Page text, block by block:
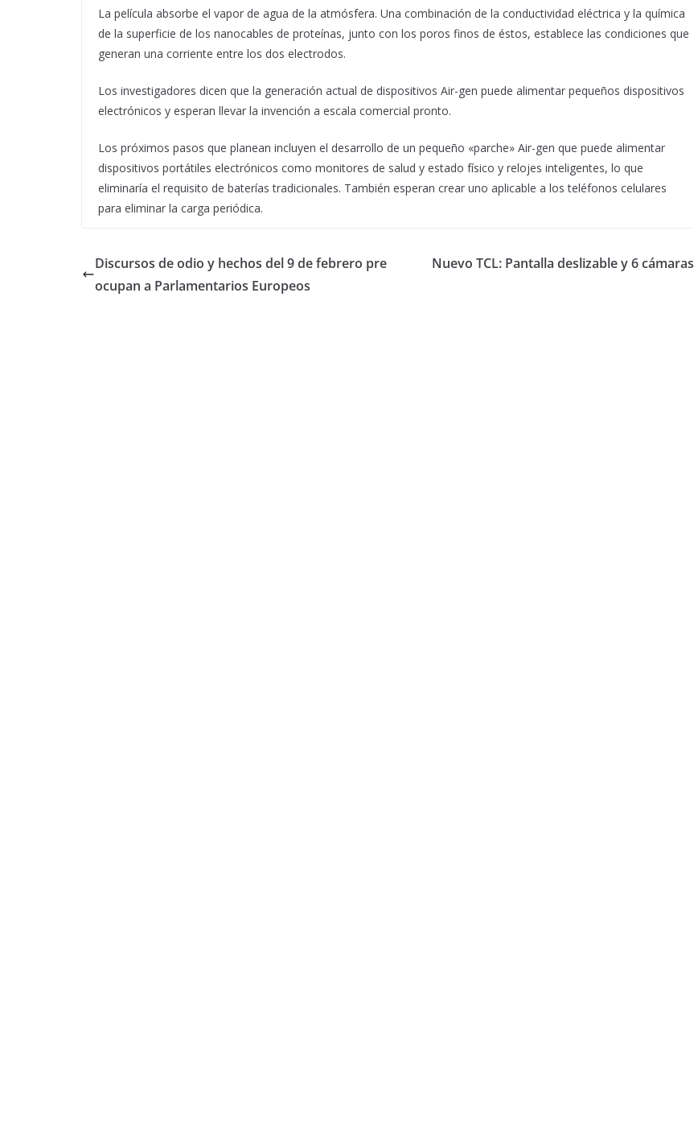
La película absorbe el vapor de agua de la atmósfera. Una combinación de la conductividad eléctrica y la química
de la superficie de los nanocables de proteínas, junto con los poros finos de éstos, establece las condiciones que
generan una corriente entre los dos electrodos.
Los investigadores dicen que la generación actual de dispositivos Air-gen puede alimentar pequeños dispositivos
electrónicos y esperan llevar la invención a escala comercial pronto.
Los próximos pasos que planean incluyen el desarrollo de un pequeño «parche» Air-gen que puede alimentar
dispositivos portátiles electrónicos como monitores de salud y estado físico y relojes inteligentes, lo que
eliminaría el requisito de baterías tradicionales. También esperan crear uno aplicable a los teléfonos celulares
para eliminar la carga periódica.
Discursos de odio y hechos del 9 de febrero pre
ocupan a Parlamentarios Europeos
Nuevo TCL: Pantalla deslizable y 6 cámaras